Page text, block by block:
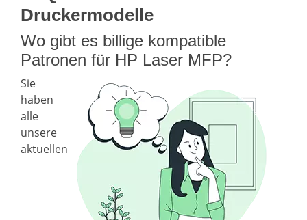
Druckermodelle
Wo gibt es billige kompatible
Patronen für HP Laser MFP?
Sie
haben
alle
unsere
aktuellen